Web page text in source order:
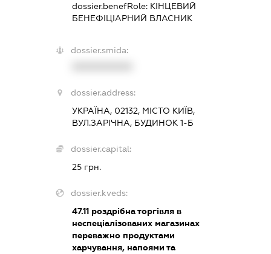
dossier.benefRole: КІНЦЕВИЙ
БЕНЕФІЦІАРНИЙ ВЛАСНИК
dossier.smida:
dossier.address:
УКРАЇНА, 02132, МІСТО КИЇВ,
ВУЛ.ЗАРІЧНА, БУДИНОК 1-Б
dossier.capital:
25 грн.
dossier.kveds:
47.11роздрібна торгівля в
неспеціалізованих магазинах
переважно продуктами
харчування, напоями та